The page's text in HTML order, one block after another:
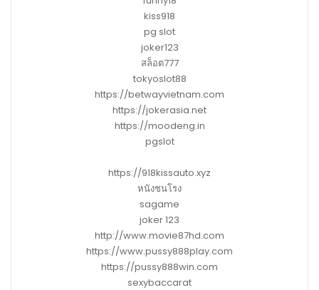
kiss918
pg slot
joker123
สล็อต777
tokyoslot88
https://betwayvietnam.com
https://jokerasia.net
https://moodeng.in
pgslot
https://918kissauto.xyz
หนังชนโรง
sagame
joker 123
http://www.movie87hd.com
https://www.pussy888play.com
https://pussy888win.com
sexybaccarat